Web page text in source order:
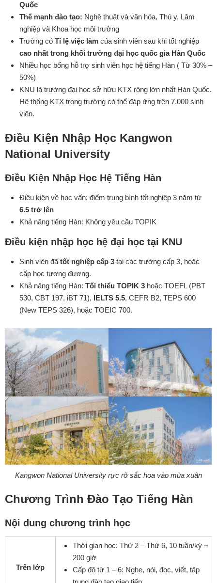
Quốc
Thế mạnh đào tạo: Nghệ thuật và văn hóa, Thú y, Lâm
nghiệp và Khoa học môi trường
Trường có Tỉ lệ việc làm của sinh viên sau khi tốt nghiệp
cao nhất trong khối trường đại học quốc gia Hàn Quốc
Nhiều học bổng hỗ trợ sinh viên học hệ tiếng Hàn ( Từ 30% –
50%)
KNU là trường đại học sở hữu KTX rộng lớn nhất Hàn Quốc.
Hệ thống KTX trong trường có thể đáp ứng trên 7.000 sinh
viên.
Điều Kiện Nhập Học Kangwon
National University
Điều Kiện Nhập Học Hệ Tiếng Hàn
Điều kiện về học vấn: điểm trung bình tốt nghiệp 3 năm từ
6.5 trở lên
Khả năng tiếng Hàn: Không yêu cầu TOPIK
Điều kiện nhập học hệ đại học tại KNU
Sinh viên đã tốt nghiệp cấp 3 tại các trường cấp 3, hoặc
cấp học tương đương.
Khả năng tiếng Hàn: Tối thiểu TOPIK 3 hoặc TOEFL (PBT
530, CBT 197, iBT 71), IELTS 5.5, CEFR B2, TEPS 600
(New TEPS 326), hoặc TOEIC 700.
Kangwon National University rực rỡ sắc hoa vào mùa xuân
Chương Trình Đào Tạo Tiếng Hàn
Nội dung chương trình học
Trên lớp
Thời gian học: Thứ 2 – Thứ 6, 10 tuần/kỳ ~
200 giờ
Cấp độ từ 1 – 6: Nghe, nói, đọc, viết, tập